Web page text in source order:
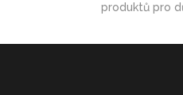
produktů pro